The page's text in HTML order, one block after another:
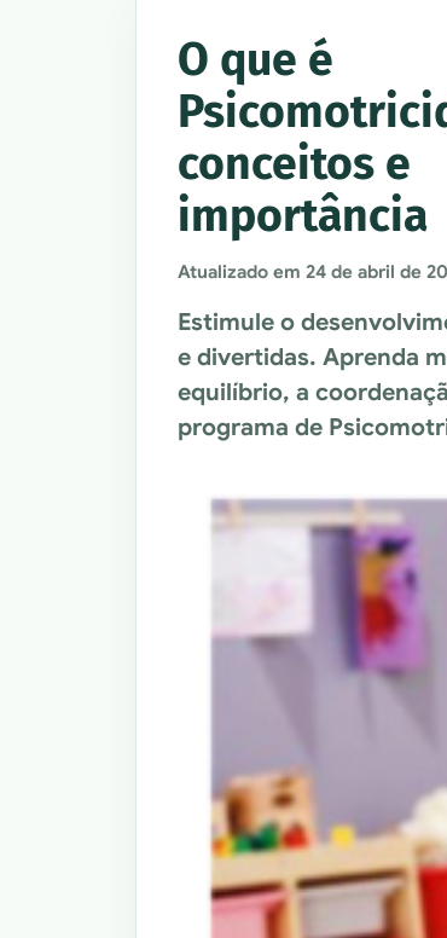
O que é
conceitos e
importância
Atualizado em 24 de abril de
Estimule o
e divertidas. Aprenda
equilíbrio, a
programa de